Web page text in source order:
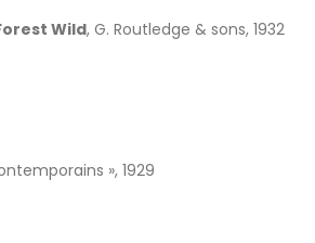
Wild, G. Routledge & sons, 1932
», 1929